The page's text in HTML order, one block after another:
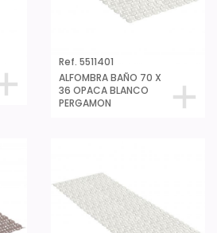
Ref. 5511401
ALFOMBRA BAÑO 70 X
36 OPACA BLANCO
PERGAMON